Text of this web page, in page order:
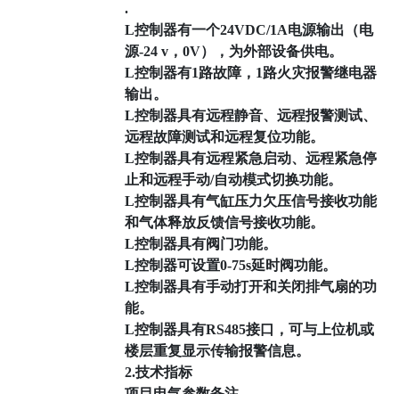
.
L控制器有一个24VDC/1A电源输出（电
源-24 v，0V），为外部设备供电。
L控制器有1路故障，1路火灾报警继电器
输出。
L控制器具有远程静音、远程报警测试、
远程故障测试和远程复位功能。
L控制器具有远程紧急启动、远程紧急停
止和远程手动/自动模式切换功能。
L控制器具有气缸压力欠压信号接收功能
和气体释放反馈信号接收功能。
L控制器具有阀门功能。
L控制器可设置0-75s延时阀功能。
L控制器具有手动打开和关闭排气扇的功
能。
L控制器具有RS485接口，可与上位机或
楼层重复显示传输报警信息。
2.技术指标